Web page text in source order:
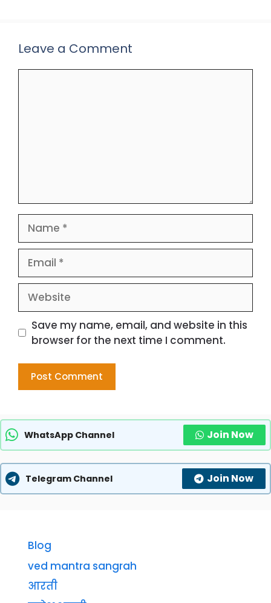
Leave a Comment
Website
Save my name, email, and website in this
browser for the next time I comment.
WhatsApp Channel Join Now
Telegram Channel Join Now
Blog
ved mantra sangrah
आरती